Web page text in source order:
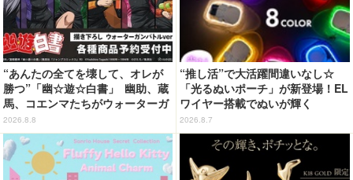
“あんたの全てを壊して、オレが
勝つ”「幽☆遊☆白書」 幽助、蔵
馬、コエンマたちがウォーターガ
ンバトル!? 新作グッズが登場☆
2026.8.8
“推し活”で大活躍間違いなし☆
「光るぬいポーチ」が新登場！EL
ワイヤー搭載でぬいが輝く
2026.8.7